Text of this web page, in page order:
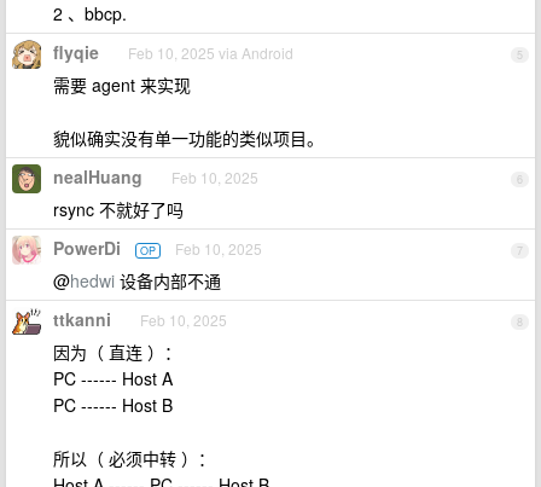
2 、bbcp.
5
flyqie Feb 10, 2025 via Android
需要 agent 来实现
貌似确实没有单一功能的类似项目。
6
nealHuang Feb 10, 2025
rsync 不就好了吗
7
PowerDi OP Feb 10, 2025
@hedwi 设备内部不通
8
ttkanni Feb 10, 2025
因为（ 直连 ）：
PC ------ Host A
PC ------ Host B
所以（ 必须中转 ）：